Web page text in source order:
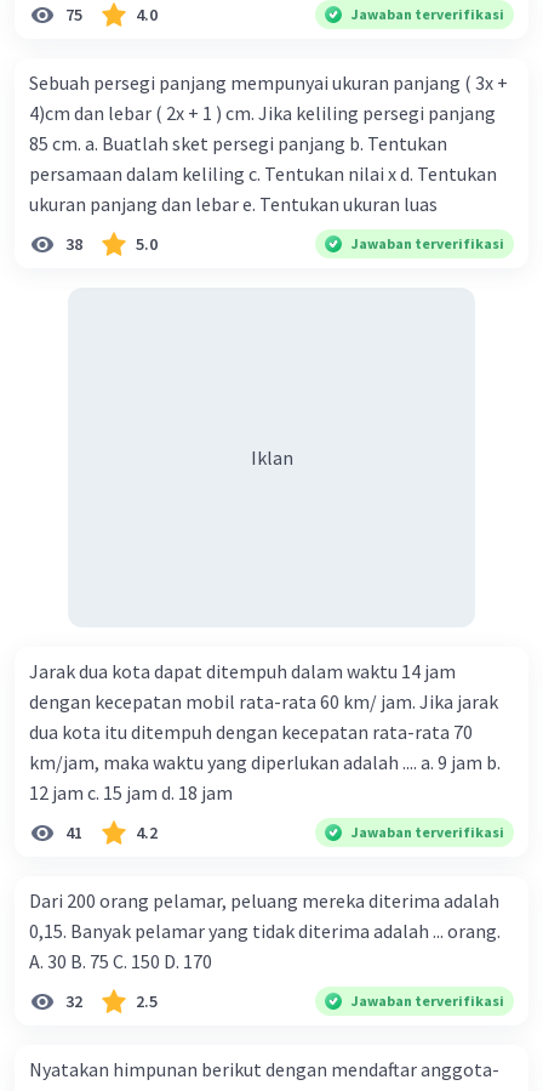
75 4.0 Jawaban terverifikasi
Sebuah persegi panjang mempunyai ukuran panjang ( 3x +
4)cm dan lebar ( 2x + 1 ) cm. Jika keliling persegi panjang
85 cm. a. Buatlah sket persegi panjang b. Tentukan
persamaan dalam keliling c. Tentukan nilai x d. Tentukan
ukuran panjang dan lebar e. Tentukan ukuran luas
38 5.0 Jawaban terverifikasi
Iklan
Jarak dua kota dapat ditempuh dalam waktu 14 jam
dengan kecepatan mobil rata-rata 60 km/ jam. Jika jarak
dua kota itu ditempuh dengan kecepatan rata-rata 70
km/jam, maka waktu yang diperlukan adalah .... a. 9 jam b.
12 jam c. 15 jam d. 18 jam
41 4.2 Jawaban terverifikasi
Dari 200 orang pelamar, peluang mereka diterima adalah
0,15. Banyak pelamar yang tidak diterima adalah ... orang.
A. 30 B. 75 C. 150 D. 170
32 2.5 Jawaban terverifikasi
Nyatakan himpunan berikut dengan mendaftar anggota-